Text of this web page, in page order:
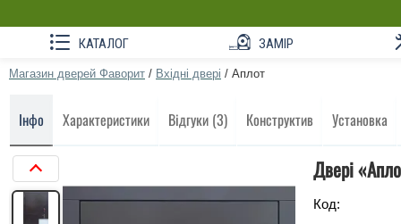
КАТАЛОГ ЗАМІР
Магазин дверей Фаворит / Вхідні двері / Аплот
Інфо Характеристики Відгуки (3) Конструктив Установка
Двері
Код: